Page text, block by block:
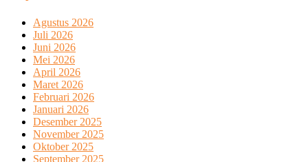
Agustus 2026
Juli 2026
Juni 2026
Mei 2026
April 2026
Maret 2026
Februari 2026
Januari 2026
Desember 2025
November 2025
Oktober 2025
September 2025